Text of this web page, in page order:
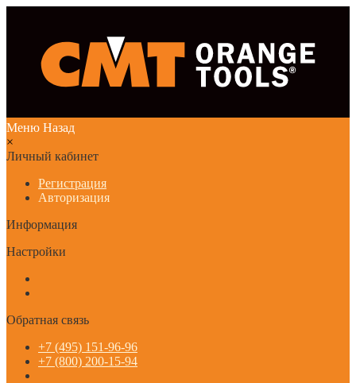
Меню Назад
×
Личный кабинет
Регистрация
Авторизация
Информация
Настройки
Обратная связь
+7 (495) 151-96-96
+7 (800) 200-15-94